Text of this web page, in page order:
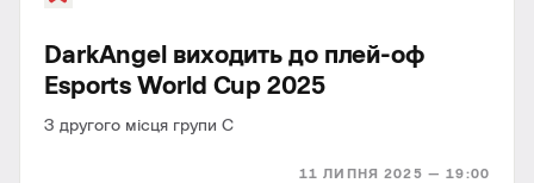
11 ЛИПНЯ 2025 — 19:00
DarkAngel виходить до плей-оф
Esports World Cup 2025
З другого місця групи C